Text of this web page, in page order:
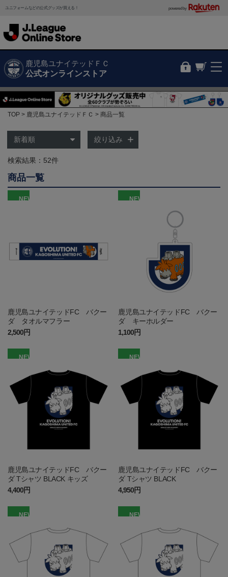
ユニフォームなどの公式グッズが買える！ powered by
鹿児島ユナイテッドＦＣ
公式オンラインストア
TOP 鹿児島ユナイテッドＦＣ 商品一覧
絞り込み
検索結果：52件
商品一覧
NEW
鹿児島ユナイテッドFC バクー
ダ タオルマフラー
2,500円
NEW
鹿児島ユナイテッドFC バクー
ダ キーホルダー
1,100円
NEW
鹿児島ユナイテッドFC バクー
ダ Tシャツ BLACK キッズ
4,400円
NEW
鹿児島ユナイテッドFC バクー
ダ Tシャツ BLACK
4,950円
NEW NEW